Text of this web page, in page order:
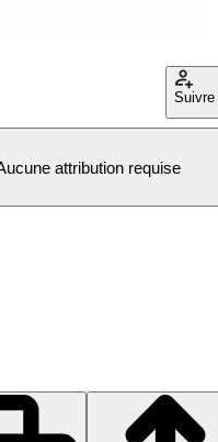
Suivre
attribution requise